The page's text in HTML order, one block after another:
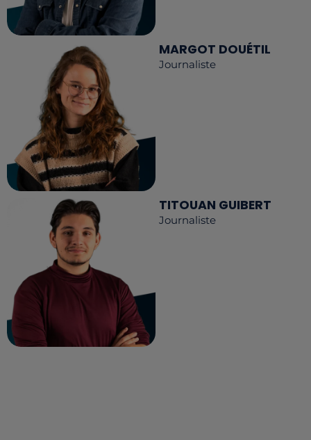
MARGOT DOUÉTIL
Journaliste
TITOUAN GUIBERT
Journaliste